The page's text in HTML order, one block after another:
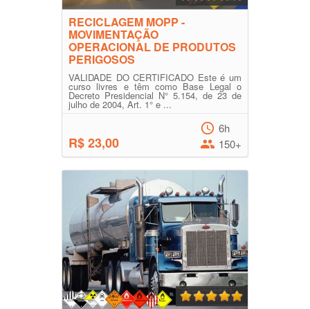
RECICLAGEM MOPP -
MOVIMENTAÇÃO
OPERACIONAL DE PRODUTOS
PERIGOSOS
VALIDADE DO CERTIFICADO Este é um
curso livres e têm como Base Legal o
Decreto Presidencial N° 5.154, de 23 de
julho de 2004, Art. 1° e ...
R$ 23,00
6h
150+